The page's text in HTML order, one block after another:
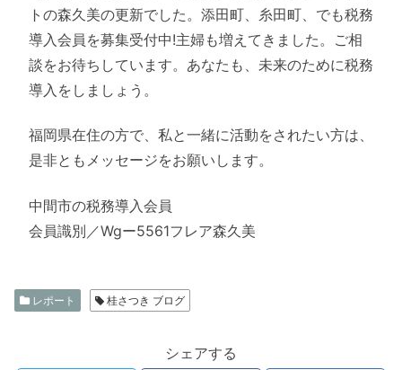
トの森久美の更新でした。添田町、糸田町、でも税務
導入会員を募集受付中!主婦も増えてきました。ご相
談をお待ちしています。あなたも、未来のために税務
導入をしましょう。
福岡県在住の方で、私と一緒に活動をされたい方は、
是非ともメッセージをお願いします。
中間市の税務導入会員
会員識別／Wgー5561フレア森久美
レポート 桂さつき ブログ
シェアする